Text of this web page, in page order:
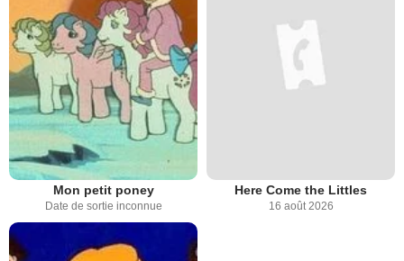
Mon petit poney
Date de sortie inconnue
Here Come the Littles
16 août 2026